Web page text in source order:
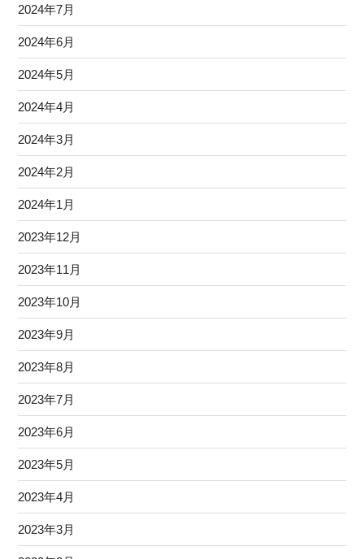
2024年7月
2024年6月
2024年5月
2024年4月
2024年3月
2024年2月
2024年1月
2023年12月
2023年11月
2023年10月
2023年9月
2023年8月
2023年7月
2023年6月
2023年5月
2023年4月
2023年3月